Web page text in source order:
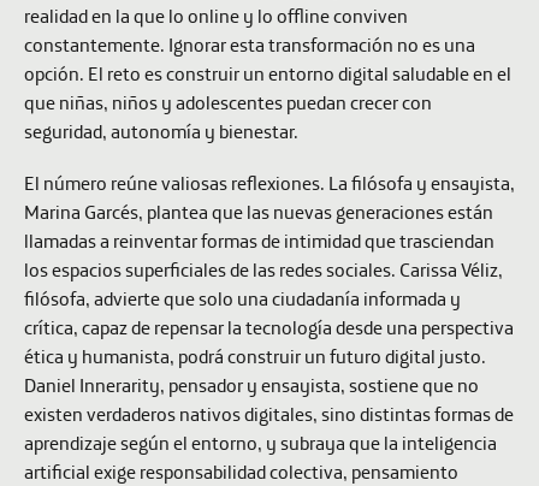
realidad en la que lo online y lo offline conviven
constantemente. Ignorar esta transformación no es una
opción. El reto es construir un entorno digital saludable en el
que niñas, niños y adolescentes puedan crecer con
seguridad, autonomía y bienestar.
El número reúne valiosas reflexiones. La filósofa y ensayista,
Marina Garcés, plantea que las nuevas generaciones están
llamadas a reinventar formas de intimidad que trasciendan
los espacios superficiales de las redes sociales. Carissa Véliz,
filósofa, advierte que solo una ciudadanía informada y
crítica, capaz de repensar la tecnología desde una perspectiva
ética y humanista, podrá construir un futuro digital justo.
Daniel Innerarity, pensador y ensayista, sostiene que no
existen verdaderos nativos digitales, sino distintas formas de
aprendizaje según el entorno, y subraya que la inteligencia
artificial exige responsabilidad colectiva, pensamiento